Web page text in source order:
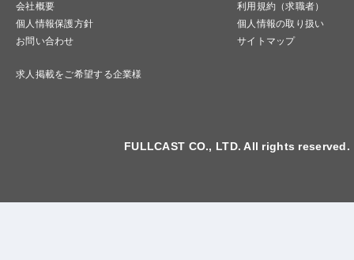
会社概要
利用規約（求職者）
個人情報保護方針
個人情報の取り扱い
お問い合わせ
サイトマップ
求人掲載をご希望する企業様
FULLCAST CO., LTD. All rights reserved.